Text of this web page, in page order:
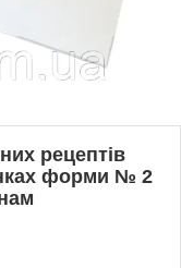
рецептів
форми № 2